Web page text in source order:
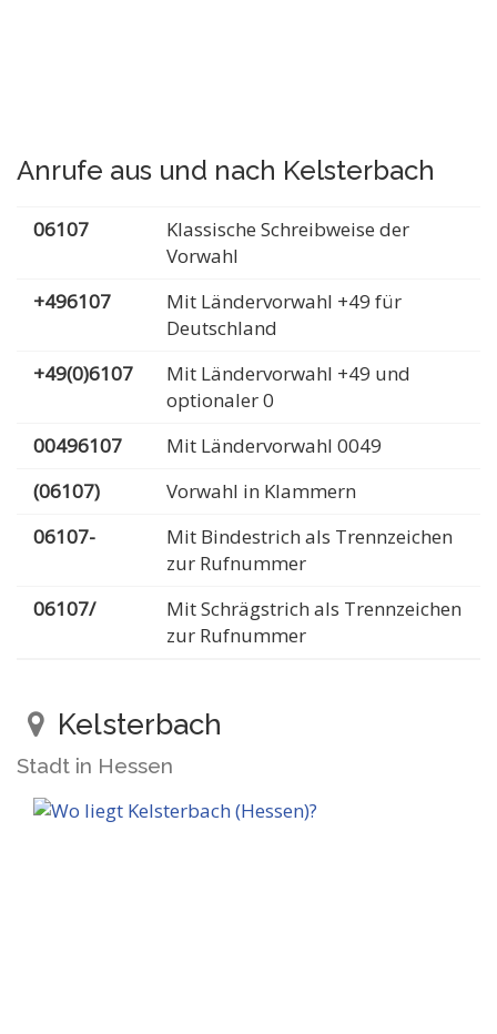
Anrufe aus und nach Kelsterbach
06107
Klassische Schreibweise der
Vorwahl
+496107
Mit Ländervorwahl +49 für
Deutschland
+49(0)6107
Mit Ländervorwahl +49 und
optionaler 0
00496107
Mit Ländervorwahl 0049
(06107)
Vorwahl in Klammern
06107-
Mit Bindestrich als Trennzeichen
zur Rufnummer
06107/
Mit Schrägstrich als Trennzeichen
zur Rufnummer
Kelsterbach
Stadt in Hessen